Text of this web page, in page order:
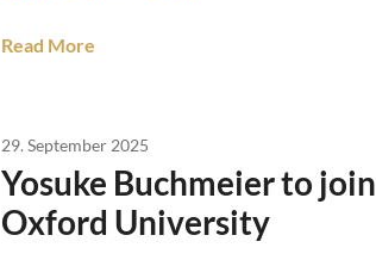
Read More
29. September 2025
Yosuke Buchmeier to join
Oxford University